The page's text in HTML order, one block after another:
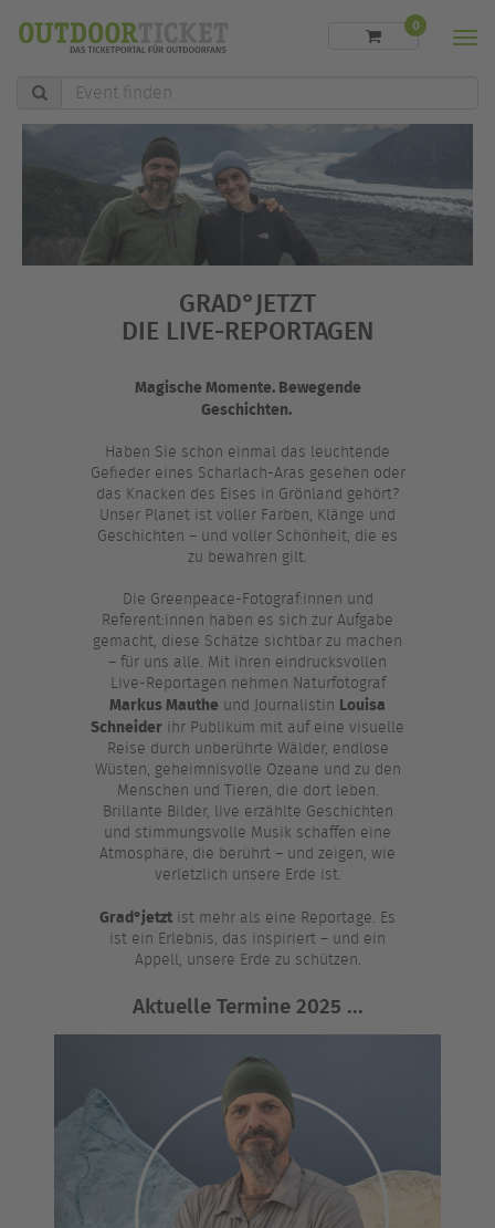
Event
finden
0
GRAD°JETZT
DIE LIVE-REPORTAGEN
Magische Momente. Bewegende
Geschichten.
Haben Sie schon einmal das leuchtende
Gefieder eines Scharlach-Aras gesehen oder
das Knacken des Eises in Grönland gehört?
Unser Planet ist voller Farben, Klänge und
Geschichten – und voller Schönheit, die es
zu bewahren gilt.
Die Greenpeace-Fotograf:innen und
Referent:innen haben es sich zur Aufgabe
gemacht, diese Schätze sichtbar zu machen
– für uns alle. Mit ihren eindrucksvollen
Live-Reportagen nehmen Naturfotograf
Markus Mauthe und Journalistin Louisa
Schneider ihr Publikum mit auf eine visuelle
Reise durch unberührte Wälder, endlose
Wüsten, geheimnisvolle Ozeane und zu den
Menschen und Tieren, die dort leben.
Brillante Bilder, live erzählte Geschichten
und stimmungsvolle Musik schaffen eine
Atmosphäre, die berührt – und zeigen, wie
verletzlich unsere Erde ist.
Grad°jetzt ist mehr als eine Reportage. Es
ist ein Erlebnis, das inspiriert – und ein
Appell, unsere Erde zu schützen.
Aktuelle Termine 2025 ...